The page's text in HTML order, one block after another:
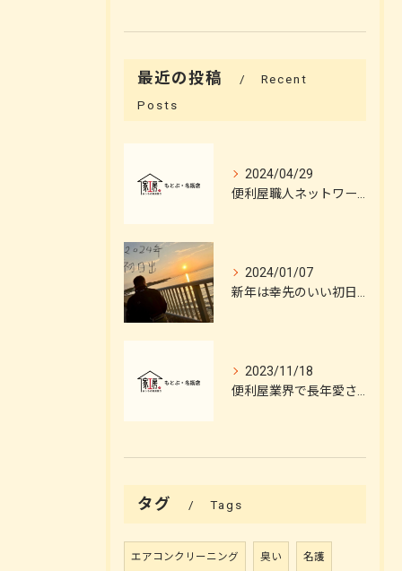
最近の投稿
Recent
Posts
2024/04/29
2024/01/07
2023/11/18
タグ Tags
エアコンクリーニング 臭い 名護